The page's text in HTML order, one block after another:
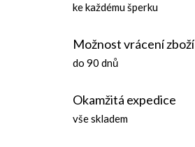
ke každému šperku
Možnost vrácení zboží
do 90 dnů
Okamžitá expedice
vše skladem